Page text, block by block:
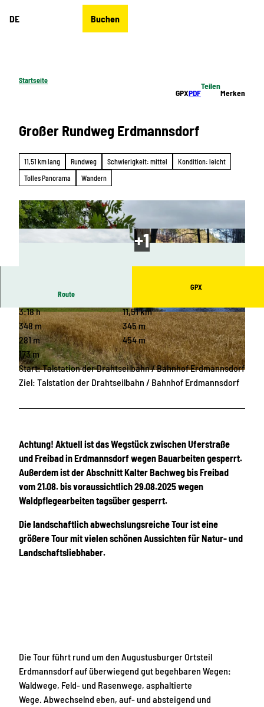
DE Buchen
Startseite
GPXPDF
Teilen
Merken
Großer Rundweg Erdmannsdorf
11,51 km lang Rundweg Schwierigkeit: mittel
Kondition: leicht
Tolles Panorama
Wandern
© Doreen Fiebig © Doreen Fiebig
Route
GPX
3:18 h
11,51 km
348 m
345 m
281 m
454 m
173 m
Start: Talstation der Drahtseilbahn / Bahnhof Erdmannsdorf
Ziel: Talstation der Drahtseilbahn / Bahnhof Erdmannsdorf
Achtung! Aktuell ist das Wegstück zwischen Uferstraße
und Freibad in Erdmannsdorf wegen Bauarbeiten gesperrt.
Außerdem ist der Abschnitt Kalter Bachweg bis Freibad
vom 21.08. bis voraussichtlich 29.08.2025 wegen
Waldpflegearbeiten tagsüber gesperrt.
Die landschaftlich abwechslungsreiche Tour ist eine
größere Tour mit vielen schönen Aussichten für Natur- und
Landschaftsliebhaber.
Die Tour führt rund um den Augustusburger Ortsteil
Erdmannsdorf auf überwiegend gut begehbaren Wegen:
Waldwege, Feld- und Rasenwege, asphaltierte
Wege. Abwechselnd eben, auf- und absteigend und